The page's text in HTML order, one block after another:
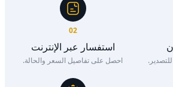
02
استفسار عبر الإنترنت
احصل على تفاصيل السعر والحالة.